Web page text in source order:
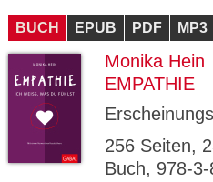
BUCH EPUB PDF MP3
Monika Hein
EMPATHIE
256 Seiten,
Buch, 978-
ESSION
_ID
verlag.
de
Session verwendet
GV_CO
OKIES
gabal-
Speichert den
Domäne.